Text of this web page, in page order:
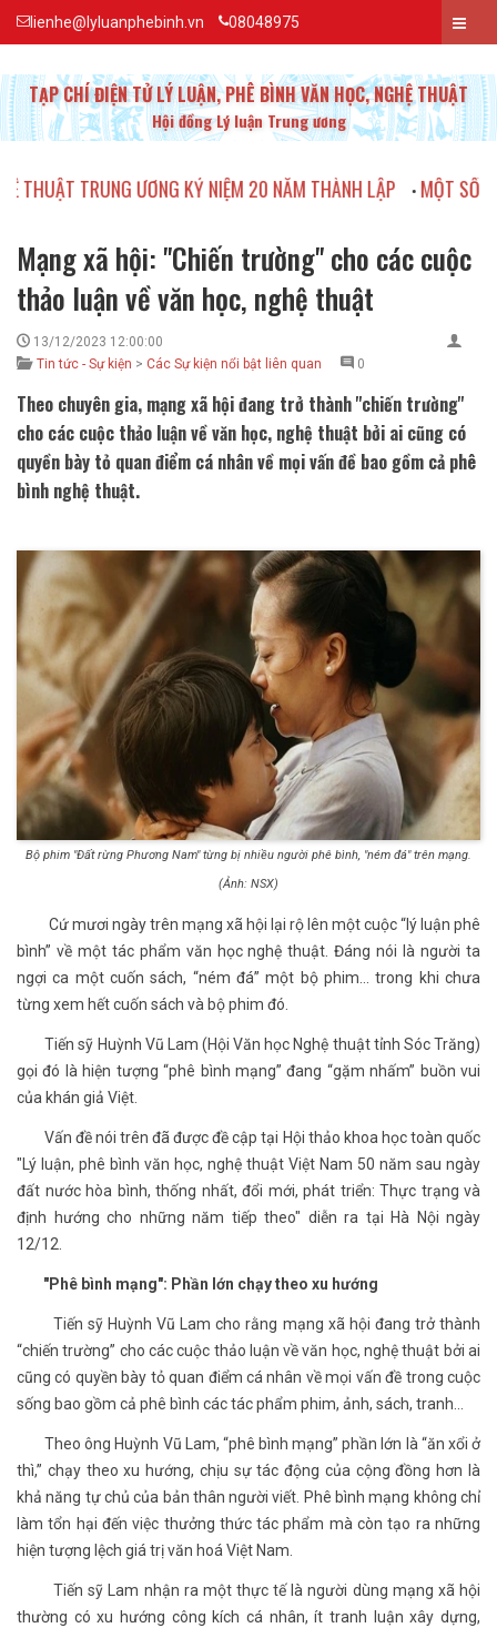
TẠP CHÍ ĐIỆN TỬ LÝ LUẬN, PHÊ BÌNH VĂN HỌC, NGHỆ THUẬT
Hội đồng Lý luận Trung ương
lienhe@lyluanphebinh.vn 08048975
ƯƠNG KỶ NIỆM 20 NĂM THÀNH LẬP •MỘT SỐ HÌNH ẢNH
Mạng xã hội: ''Chiến trường'' cho các cuộc
thảo luận về văn học, nghệ thuật
13/12/2023 12:00:00
Tin tức - Sự kiện > Các Sự kiện nổi bật liên quan 0
Theo chuyên gia, mạng xã hội đang trở thành ''chiến trường''
cho các cuộc thảo luận về văn học, nghệ thuật bởi ai cũng có
quyền bày tỏ quan điểm cá nhân về mọi vấn đề bao gồm cả phê
bình nghệ thuật.
Bộ phim "Đất rừng Phương Nam" từng bị nhiều người phê bình, "ném đá" trên mạng.
(Ảnh: NSX)
Cứ mươi ngày trên mạng xã hội lại rộ lên một cuộc “lý luận phê
bình” về một tác phẩm văn học nghệ thuật. Đáng nói là người ta
ngợi ca một cuốn sách, “ném đá” một bộ phim... trong khi chưa
từng xem hết cuốn sách và bộ phim đó.
Tiến sỹ Huỳnh Vũ Lam (Hội Văn học Nghệ thuật tỉnh Sóc Trăng)
gọi đó là hiện tượng “phê bình mạng” đang “gặm nhấm” buồn vui
của khán giả Việt.
Vấn đề nói trên đã được đề cập tại Hội thảo khoa học toàn quốc
"Lý luận, phê bình văn học, nghệ thuật Việt Nam 50 năm sau ngày
đất nước hòa bình, thống nhất, đổi mới, phát triển: Thực trạng và
định hướng cho những năm tiếp theo" diễn ra tại Hà Nội ngày
12/12.
"Phê bình mạng": Phần lớn chạy theo xu hướng
Tiến sỹ Huỳnh Vũ Lam cho rằng mạng xã hội đang trở thành
“chiến trường” cho các cuộc thảo luận về văn học, nghệ thuật bởi ai
cũng có quyền bày tỏ quan điểm cá nhân về mọi vấn đề trong cuộc
sống bao gồm cả phê bình các tác phẩm phim, ảnh, sách, tranh...
Theo ông Huỳnh Vũ Lam, “phê bình mạng” phần lớn là “ăn xổi ở
thì,” chạy theo xu hướng, chịu sự tác động của cộng đồng hơn là
khả năng tự chủ của bản thân người viết. Phê bình mạng không chỉ
làm tổn hại đến việc thưởng thức tác phẩm mà còn tạo ra những
hiện tượng lệch giá trị văn hoá Việt Nam.
Tiến sỹ Lam nhận ra một thực tế là người dùng mạng xã hội
thường có xu hướng công kích cá nhân, ít tranh luận xây dựng,